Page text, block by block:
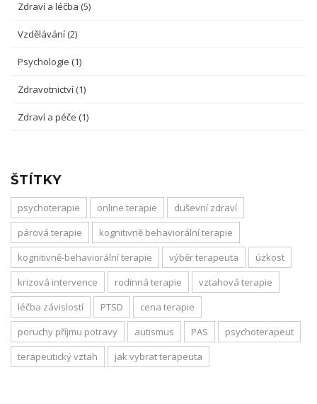
Zdraví a léčba (5)
Vzdělávání (2)
Psychologie (1)
Zdravotnictví (1)
Zdraví a péče (1)
ŠTÍTKY
psychoterapie online terapie
duševní zdraví
párová terapie
kognitivně behaviorální terapie
kognitivně-behaviorální terapie
výběr terapeuta
úzkost
krizová intervence
rodinná terapie
vztahová terapie
léčba závislostí
PTSD
cena terapie
poruchy příjmu potravy
autismus PAS
psychoterapeut
terapeutický vztah
jak vybrat terapeuta